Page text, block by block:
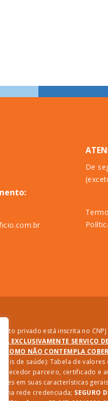
De
privado está inscrita no
EXCLUSIVAMENTE
NÃO CONTEMPLA
de saúde): Tabela de
fornecedor parceiro,
em suas características
na rede credenciada; SEGURO